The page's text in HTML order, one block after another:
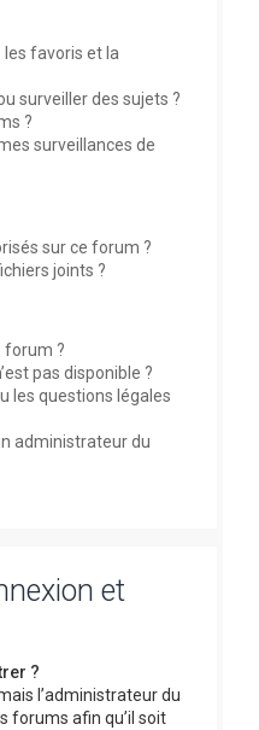
favoris et la
surveiller des sujets ?
?
surveillances de
sur ce forum ?
joints ?
forum ?
pas disponible ?
les questions légales
administrateur du
et
?
l’administrateur du
forums afin qu’il soit